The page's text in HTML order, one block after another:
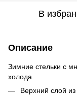
В
Описание
Зимние стельки с
холода.
Верхний слой